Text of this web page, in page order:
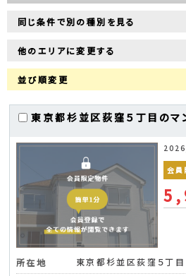
同じ条件で別の種別を見る
他のエリアに変更する
並び順変更
東京都杉並区荻窪５丁目のマ
会員
所在地 東京都杉並区荻窪５丁目